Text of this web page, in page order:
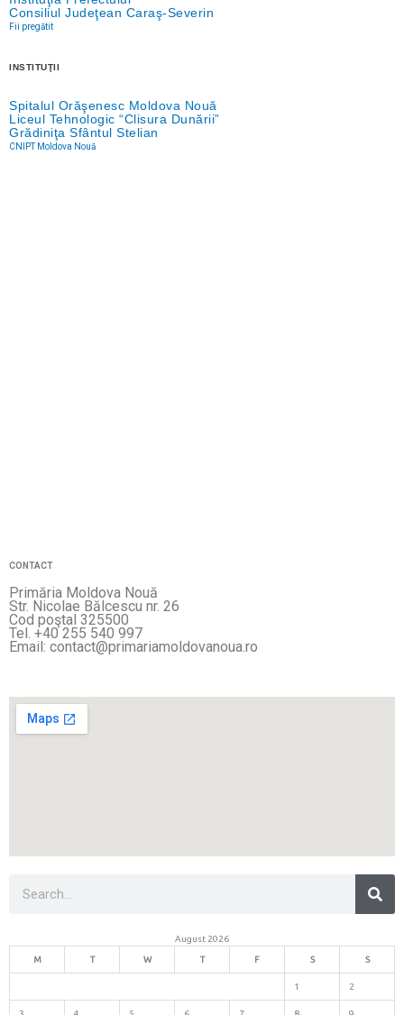
Consiliul Judeţean Caraş-Severin
Fii pregătit
INSTITUŢII
Spitalul Orăşenesc Moldova Nouă
Liceul Tehnologic “Clisura Dunării”
Grădiniţa Sfântul Stelian
CNIPT Moldova Nouă
CONTACT
Primăria Moldova Nouă
Str. Nicolae Bălcescu nr. 26
Cod poştal 325500
Tel. +40 255 540 997
Email: contact@primariamoldovanoua.ro
August 2026
M T W T F S S
1 2